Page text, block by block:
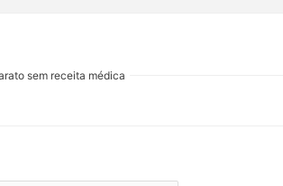
sem receita médica